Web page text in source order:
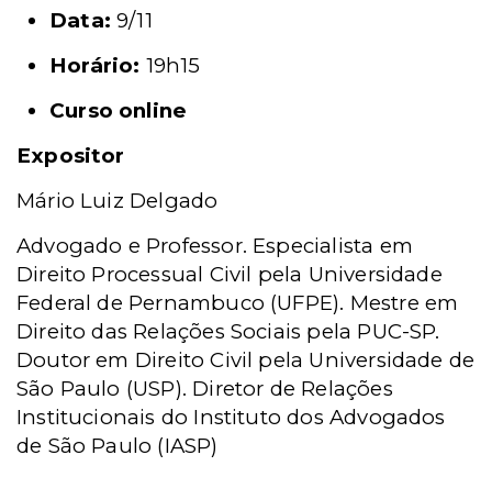
Data:9/11
Horário: 19h15
Curso online
Expositor
Mário Luiz Delgado
Advogado e Professor. Especialista em
Direito Processual Civil pela Universidade
Federal de Pernambuco (UFPE). Mestre em
Direito das Relações Sociais pela PUC-SP.
Doutor em Direito Civil pela Universidade de
São Paulo (USP). Diretor de Relações
Institucionais do Instituto dos Advogados
de São Paulo (IASP)